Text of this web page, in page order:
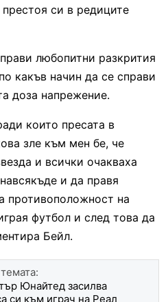
си в редиците
любопитни разкрития
какъв начин да се справи
доза напрежение.
които пресата в
зле към мен бе, че
и всички очакваха
и да правя
противоположност на
футбол и след това да
Бейл.
Юнайтед засилва
си към играч на Реал